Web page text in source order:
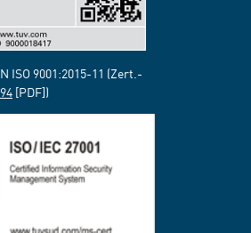
ISO 9001:2015-11 (Zert.-
[PDF])